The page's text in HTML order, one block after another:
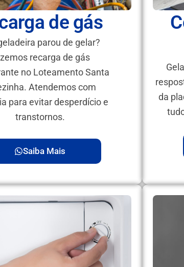
de gás
parou de gelar?
recarga de gás
no Loteamento Santa
Atendemos com
para evitar desperdício e
transtornos.
Saiba Mais
da